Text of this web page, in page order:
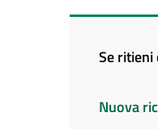
Se ritieni
Nuova